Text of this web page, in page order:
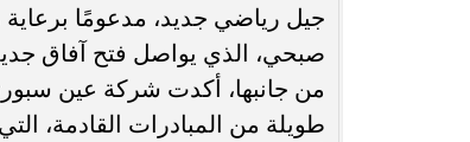
جيل رياضي جديد، مدعومًا
صبحي، الذي يواصل فتح آفاق
من جانبها، أكدت شركة عين
طويلة من المبادرات القادمة،